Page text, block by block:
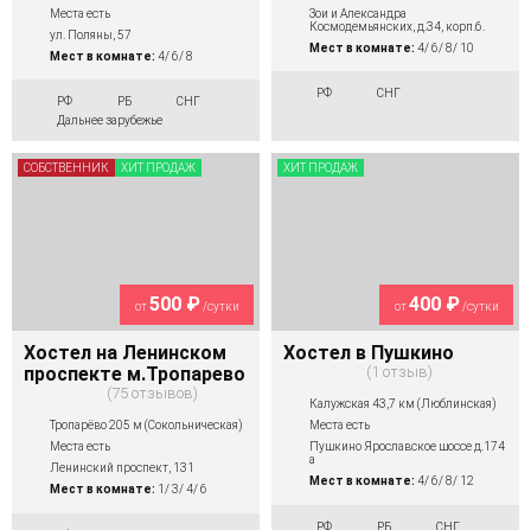
Места есть
ул. Поляны, 57
Мест в комнате: 4/ 6/ 8
РФ РБ
СНГ
Дальнее зарубежье
Зои и Александра
Космодемьянских, д.34, корп.6.
Мест в комнате: 4/ 6/ 8/ 10
РФ СНГ
от500 ₽/сутки
Хостел на Ленинском
проспекте м.Тропарево
75 отзывов
Тропарёво 205 м (Сокольническая)
Места есть
Ленинский проспект, 131
Мест в комнате: 1/ 3/ 4/ 6
СОБСТВЕННИК ХИТ ПРОДАЖ
от400 ₽/сутки
Хостел в Пушкино
1 отзыв
Калужская 43,7 км (Люблинская)
Места есть
Пушкино Ярославское шоссе д.174
а
Мест в комнате: 4/ 6/ 8/ 12
РФ РБ СНГ
ХИТ ПРОДАЖ